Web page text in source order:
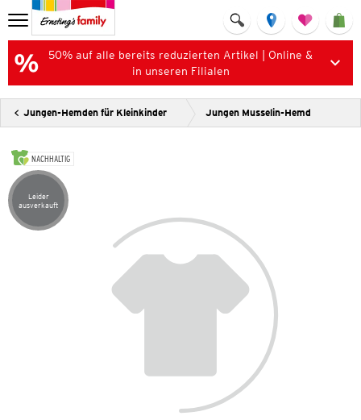
50% auf alle bereits reduzierten Artikel | Online &
in unseren Filialen
Jungen-Hemden für Kleinkinder Jungen Musselin-Hemd
NACHHALTIG
Artikel leider ausverkauft
Leider
ausverkauft